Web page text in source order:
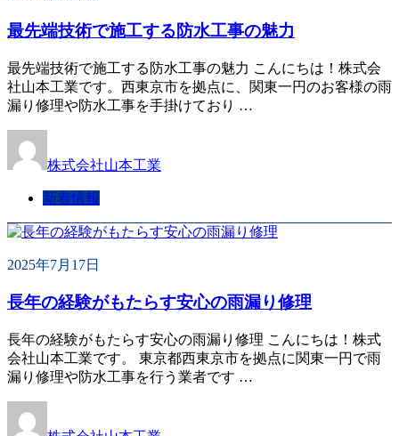
最先端技術で施工する防水工事の魅力
最先端技術で施工する防水工事の魅力 こんにちは！株式会
社山本工業です。西東京市を拠点に、関東一円のお客様の雨
漏り修理や防水工事を手掛けており …
株式会社山本工業
新着情報
2025年7月17日
長年の経験がもたらす安心の雨漏り修理
長年の経験がもたらす安心の雨漏り修理 こんにちは！株式
会社山本工業です。 東京都西東京市を拠点に関東一円で雨
漏り修理や防水工事を行う業者です …